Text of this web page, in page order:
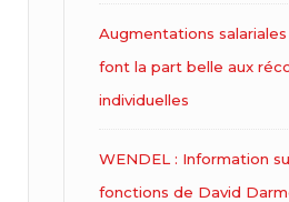
Augmentations
font la part belle aux
individuelles
WENDEL : Information
fonctions de David